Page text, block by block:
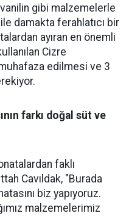
gibi malzemelerle
damakta ferahlatıcı bir
ayıran en önemli
Cizre
muhafaza edilmesi ve 3
farkı doğal süt ve
faklı
Cavıldak, "Burada
biz yapıyoruz.
malzemelerimiz